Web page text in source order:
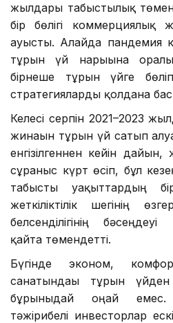
жылдары табыстылық
бір бөлігі коммерциялық
ауысты. Алайда пандемия
тұрғын үй нарығына
бірнеше тұрғын үйге
стратегияларды қолдана
Келесі серпін 2021–2023
жинағын тұрғын үй сатып
енгізілгеннен кейін
сұраныс күрт өсіп, бұл
табысты уақыттардың
жеткіліктілік шегінің
белсенділігінің
қайта төмендетті.
Бүгінде эконом,
санатындағы тұрғын
бұрынғыдай оңай емес.
тәжірибелі инвесторлар